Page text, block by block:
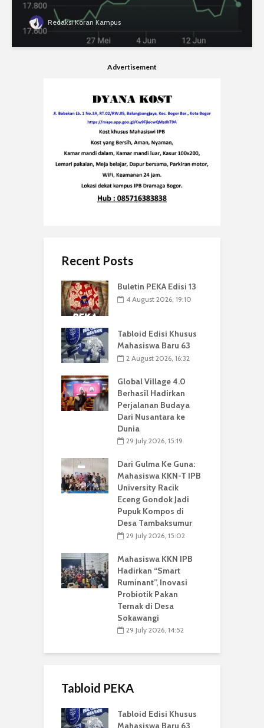
Redaksi Koran Kampus
Advertisement
Recent Posts
Buletin PEKA Edisi 13
4 August 2026, 19:10
Tabloid Edisi Khusus
Mahasiswa Baru 63
2 August 2026, 16:32
Global Village 4.0
Berhasil Hadirkan
Perjalanan Budaya
Dari Nusantara ke
Dunia
29 July 2026, 15:19
Dari Gulma Ke Guna:
Mahasiswa KKN-T IPB
University Racik
Eceng Gondok Jadi
Pupuk Kompos di
Desa Tambaksumur
29 July 2026, 15:02
Mahasiswa KKN IPB
Hadirkan “Smart
Ruminant”, Inovasi
Probiotik Pakan
Ternak di Desa
Sokawangi
29 July 2026, 14:52
Tabloid PEKA
Tabloid Edisi Khusus
Mahasiswa Baru 63